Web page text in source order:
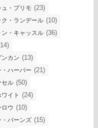
ュ・プリモ (23)
ク・ランデール (10)
ン・キャッスル (36)
ンカン (13)
ハーパー (21)
セル (50)
イト (24)
ロウ (10)
バーンズ (15)